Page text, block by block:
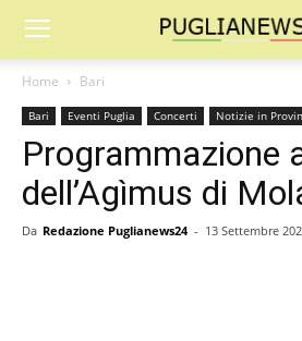
Home Bari
Bari Eventi Puglia Concerti Notizie in
Programmazione
dell’Agìmus di
Da Redazione Puglianews24 - 13 Settembre